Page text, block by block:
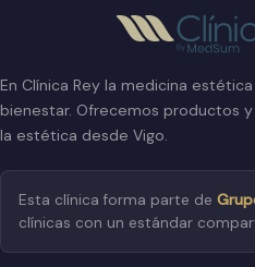
En Clínica Rey la medicina
bienestar. Ofrecemos productos
la estética desde Vigo.
Esta clínica forma parte de
clínicas con un estándar